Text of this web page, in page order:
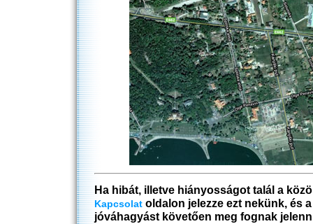
Ha hibát, illetve hiányosságot talál a
Kapcsolat oldalon jelezze ezt nekünk, és
jóváhagyást követően meg fognak